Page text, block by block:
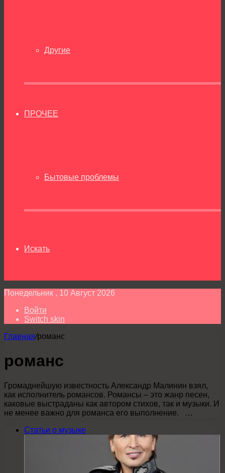
Другие
ПРОЧЕЕ
Бытовые проблемы
Искать
Понедельник , 10 Август 2026
Войти
Switch skin
Главная/романс
романс
Громаднейшую известность Александр Малинин взял,
как исполнитель романсов. Романсы – это жанр песен,
каковые выстраданы как автором стихов, так и музыки. И
не менее важно для романса его выполнение. …
Статьи о музыке